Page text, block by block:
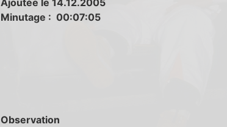
Minutage : 00:07:05
Observation